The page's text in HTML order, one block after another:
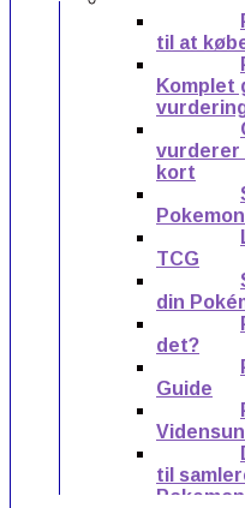
til at
Komplet
vurderer
kort
TCG
din
det?
Guide
til